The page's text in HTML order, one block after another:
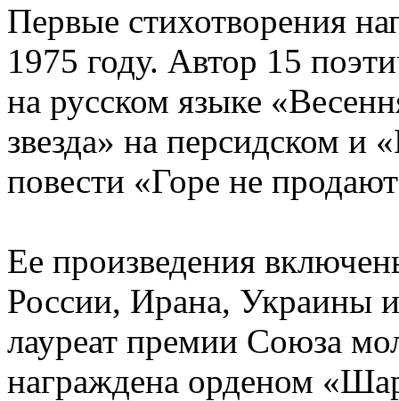
Первые стихотворения
1975 году. Автор 15
на русском языке
звезда» на персидском и
повести «Горе не
Ее произведения
России, Ирана, Украины
лауреат премии Союза
награждена орденом